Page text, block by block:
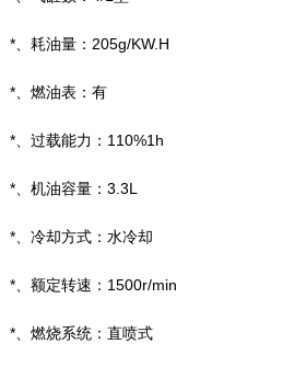
*、耗油量：205g/KW.H
*、燃油表：有
*、过载能力：110%1h
*、机油容量：3.3L
*、冷却方式：水冷却
*、额定转速：1500r/min
*、燃烧系统：直喷式